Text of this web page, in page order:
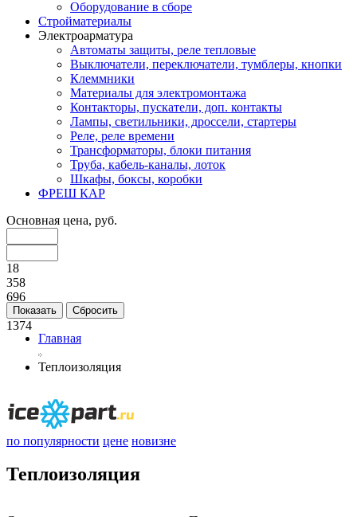
Оборудование в сборе
Стройматериалы
Электроарматура
Автоматы защиты, реле тепловые
Выключатели, переключатели, тумблеры, кнопки
Клеммники
Материалы для электромонтажа
Контакторы, пускатели, доп. контакты
Лампы, светильники, дроссели, стартеры
Реле, реле времени
Трансформаторы, блоки питания
Труба, кабель-каналы, лоток
Шкафы, боксы, коробки
ФРЕШ КАР
Основная цена, руб.
18
358
696
1035
1374
Главная
Теплоизоляция
по популярности цене новизне
Теплоизоляция